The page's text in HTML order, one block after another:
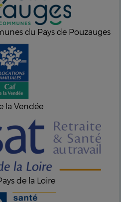
du Pays de Pouzauges
la Vendée
de la Loire